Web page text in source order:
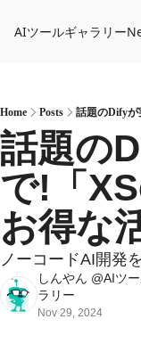
AIツールギャラリー
Home Posts 話題のDifyが
話題の
で!「
お得な
ノーコードAI開発
しんやん @AIツ
ラリー
Nov 29, 2024